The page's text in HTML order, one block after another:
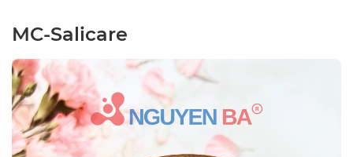
MC-Salicare